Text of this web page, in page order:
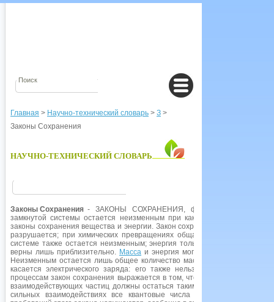
Главная > Научно-технический словарь > З >
Законы Сохранения
НАУЧНО-ТЕХНИЧЕСКИЙ СЛОВАРЬ
Законы Сохранения - ЗАКОНЫ СОХРАНЕНИЯ, физические законы,
замкнутой системы остается неизменным при каких-либо
законы сохранения вещества и энергии. Закон сохранения вещества
разрушается; при химических превращениях общая масса остается
системе также остается неизменным; энергия только преобразуется
верны лишь приблизительно. Масса и энергия могут превращаться
Неизменным остается лишь общее количество массы и эквивалентной
касается электрического заряда: его также нельзя создать и
процессам закон сохранения выражается в том, что общая величина
взаимодействующих частиц должны остаться такими же у частиц,
сильных взаимодействиях все квантовые числа сохраняются. При